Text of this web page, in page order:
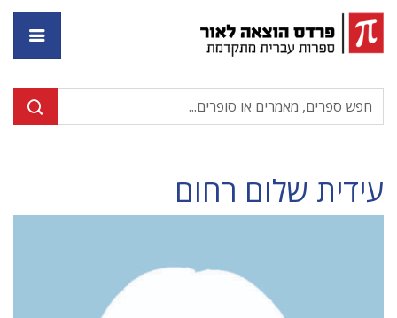
עידית שלום רחום